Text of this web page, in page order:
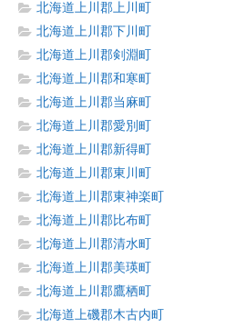
北海道上川郡上川町
北海道上川郡下川町
北海道上川郡剣淵町
北海道上川郡和寒町
北海道上川郡当麻町
北海道上川郡愛別町
北海道上川郡新得町
北海道上川郡東川町
北海道上川郡東神楽町
北海道上川郡比布町
北海道上川郡清水町
北海道上川郡美瑛町
北海道上川郡鷹栖町
北海道上磯郡木古内町